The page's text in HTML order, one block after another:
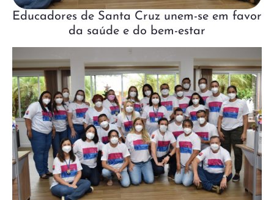
Educadores de Santa Cruz unem-se em favor
da saúde e do bem-estar